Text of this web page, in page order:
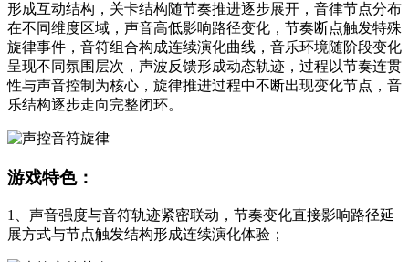
形成互动结构，关卡结构随节奏推进逐步展开，音律节点分布
在不同维度区域，声音高低影响路径变化，节奏断点触发特殊
旋律事件，音符组合构成连续演化曲线，音乐环境随阶段变化
呈现不同氛围层次，声波反馈形成动态轨迹，过程以节奏连贯
性与声音控制为核心，旋律推进过程中不断出现变化节点，音
乐结构逐步走向完整闭环。
游戏特色：
1、声音强度与音符轨迹紧密联动，节奏变化直接影响路径延
展方式与节点触发结构形成连续演化体验；